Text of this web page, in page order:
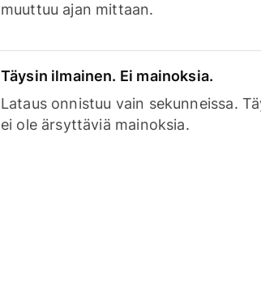
muuttuu ajan mittaan.
Täysin ilmainen. Ei mainoksia.
Lataus onnistuu vain sekunneissa.
ei ole ärsyttäviä mainoksia.